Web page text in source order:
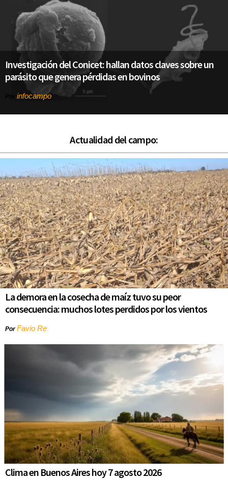
Investigación del Conicet: hallan datos claves sobre un
parásito que genera pérdidas en bovinos
infocampo
Actualidad del campo:
La demora en la cosecha de maíz tuvo su peor
consecuencia: muchos lotes perdidos por los vientos
PorFavio Re
Clima en Buenos Aires hoy 7 agosto 2026